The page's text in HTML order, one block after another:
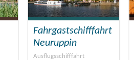
Fahrgastschifffahrt
Neuruppin
Ausflugsschifffahrt